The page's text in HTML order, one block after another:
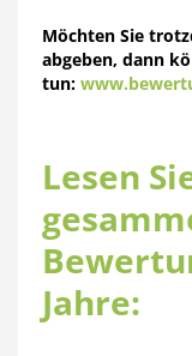
Möchten Sie
abgeben, dann
tun:
Lesen
Jahre: